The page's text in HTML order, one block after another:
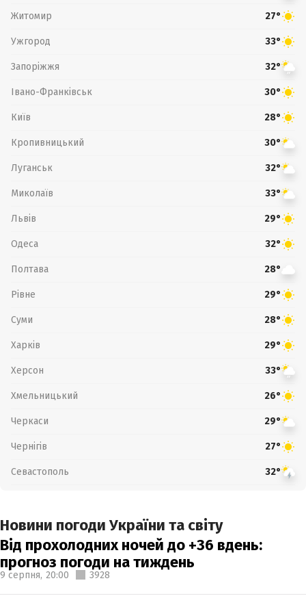
Житомир 27°
Ужгород 33°
Запоріжжя 32°
Івано-Франківськ 30°
Київ 28°
Кропивницький 30°
Луганськ 32°
Миколаїв 33°
Львів 29°
Одеса 32°
Полтава 28°
Рівне 29°
Суми 28°
Харків 29°
Херсон 33°
Хмельницький 26°
Черкаси 29°
Чернігів 27°
Севастополь 32°
Новини погоди України та світу
Від прохолодних ночей до +36 вдень:
прогноз погоди на тиждень
9 серпня, 20:00 3928